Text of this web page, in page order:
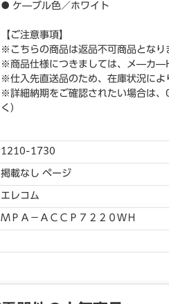
● ケ―ブル色／ホワイト
【ご注意事項】
※こちらの商品は返品不可商品となり
※商品仕様につきましては、メ―カ
※仕入先直送品のため、在庫状況に
※詳細納期をご確認されたい場合は
く）
1210-1730
掲載なし ページ
エレコム
ＭＰＡ－ＡＣＣＰ７２２０ＷＨ